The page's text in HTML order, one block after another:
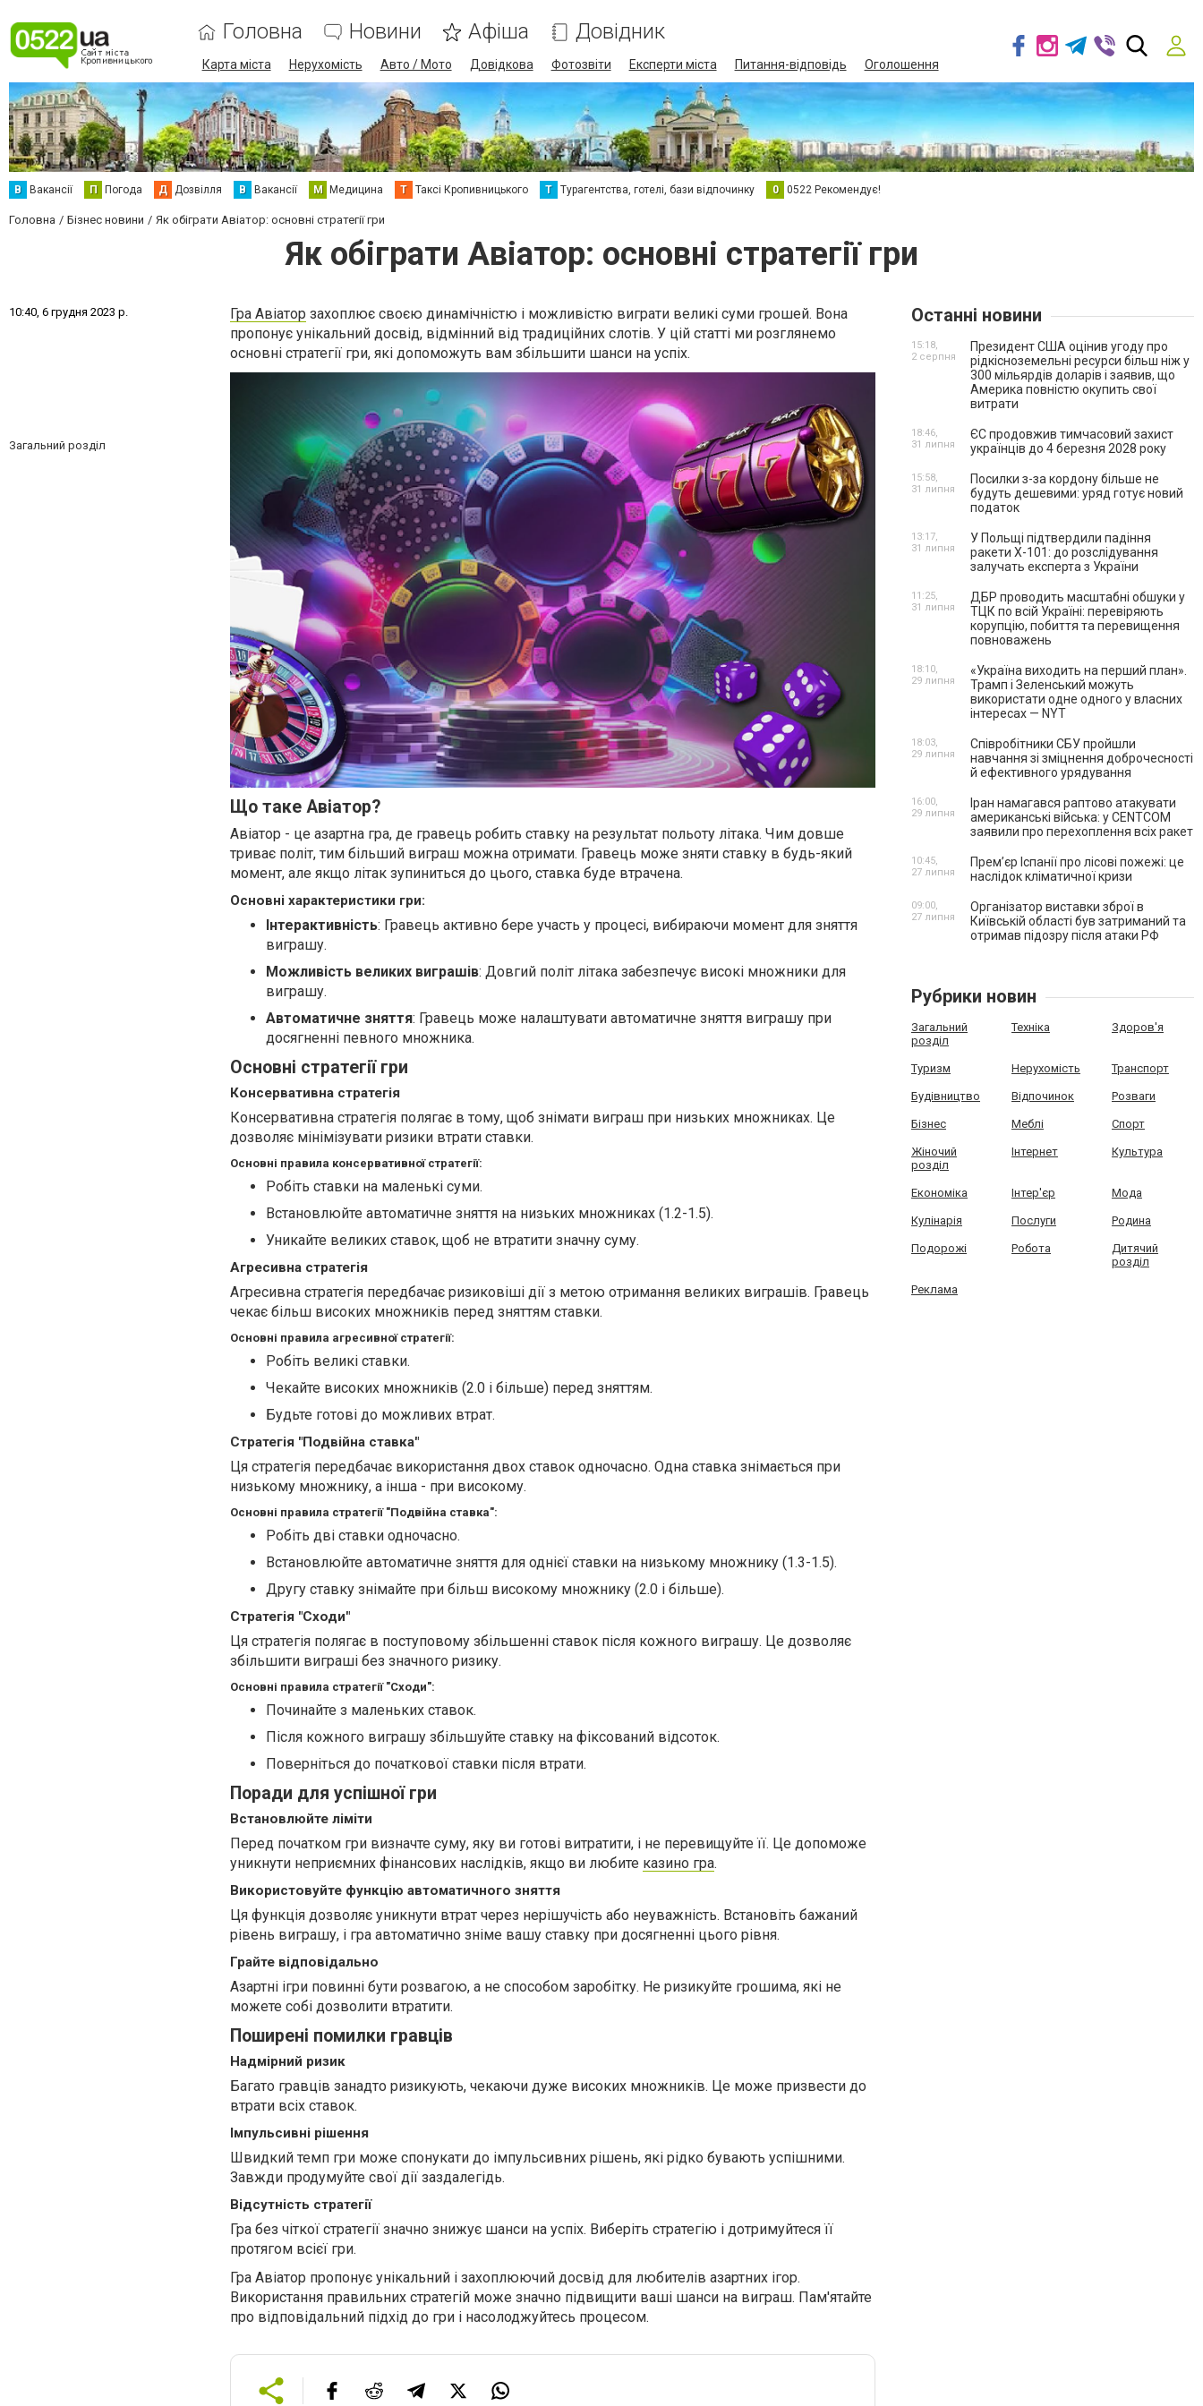
Головна Новини Афіша Довідник
Карта міста Нерухомість Авто / Мото Довідкова Фотозвіти Експерти міста Питання-відповідь Оголошення
В Вакансії П Погода Д Дозвілля В Вакансії М Медицина Т Таксі Кропивницького Т Турагентства, готелі, бази відпочинку 0 0522 Рекомендує!
Головна Бізнес новини Як обіграти Авіатор: основні стратегії гри
Як обіграти Авіатор: основні стратегії гри
10:40, 6 грудня 2023 р.
Загальний розділ
Гра Авіатор захоплює своєю динамічністю і можливістю виграти великі суми грошей. Вона
пропонує унікальний досвід, відмінний від традиційних слотів. У цій статті ми розглянемо
основні стратегії гри, які допоможуть вам збільшити шанси на успіх.
Що таке Авіатор?
Авіатор - це азартна гра, де гравець робить ставку на результат польоту літака. Чим довше
триває політ, тим більший виграш можна отримати. Гравець може зняти ставку в будь-який
момент, але якщо літак зупиниться до цього, ставка буде втрачена.
Основні характеристики гри:
Інтерактивність: Гравець активно бере участь у процесі, вибираючи момент для зняття
виграшу.
Можливість великих виграшів: Довгий політ літака забезпечує високі множники для
виграшу.
Автоматичне зняття: Гравець може налаштувати автоматичне зняття виграшу при
досягненні певного множника.
Основні стратегії гри
Консервативна стратегія
Консервативна стратегія полягає в тому, щоб знімати виграш при низьких множниках. Це
дозволяє мінімізувати ризики втрати ставки.
Основні правила консервативної стратегії:
Робіть ставки на маленькі суми.
Встановлюйте автоматичне зняття на низьких множниках (1.2-1.5).
Уникайте великих ставок, щоб не втратити значну суму.
Агресивна стратегія
Агресивна стратегія передбачає ризиковіші дії з метою отримання великих виграшів. Гравець
чекає більш високих множників перед зняттям ставки.
Основні правила агресивної стратегії:
Робіть великі ставки.
Чекайте високих множників (2.0 і більше) перед зняттям.
Будьте готові до можливих втрат.
Стратегія "Подвійна ставка"
Ця стратегія передбачає використання двох ставок одночасно. Одна ставка знімається при
низькому множнику, а інша - при високому.
Основні правила стратегії "Подвійна ставка":
Робіть дві ставки одночасно.
Встановлюйте автоматичне зняття для однієї ставки на низькому множнику (1.3-1.5).
Другу ставку знімайте при більш високому множнику (2.0 і більше).
Стратегія "Сходи"
Ця стратегія полягає в поступовому збільшенні ставок після кожного виграшу. Це дозволяє
збільшити виграші без значного ризику.
Основні правила стратегії "Сходи":
Починайте з маленьких ставок.
Після кожного виграшу збільшуйте ставку на фіксований відсоток.
Поверніться до початкової ставки після втрати.
Поради для успішної гри
Встановлюйте ліміти
Перед початком гри визначте суму, яку ви готові витратити, і не перевищуйте її. Це допоможе
уникнути неприємних фінансових наслідків, якщо ви любите казино гра.
Використовуйте функцію автоматичного зняття
Ця функція дозволяє уникнути втрат через нерішучість або неуважність. Встановіть бажаний
рівень виграшу, і гра автоматично зніме вашу ставку при досягненні цього рівня.
Грайте відповідально
Азартні ігри повинні бути розвагою, а не способом заробітку. Не ризикуйте грошима, які не
можете собі дозволити втратити.
Поширені помилки гравців
Надмірний ризик
Багато гравців занадто ризикують, чекаючи дуже високих множників. Це може призвести до
втрати всіх ставок.
Імпульсивні рішення
Швидкий темп гри може спонукати до імпульсивних рішень, які рідко бувають успішними.
Завжди продумуйте свої дії заздалегідь.
Відсутність стратегії
Гра без чіткої стратегії значно знижує шанси на успіх. Виберіть стратегію і дотримуйтеся її
протягом всієї гри.
Гра Авіатор пропонує унікальний і захоплюючий досвід для любителів азартних ігор.
Використання правильних стратегій може значно підвищити ваші шанси на виграш. Пам'ятайте
про відповідальний підхід до гри і насолоджуйтесь процесом.
Останні новини
Президент США оцінив угоду про
рідкісноземельні ресурси більш ніж у
300 мільярдів доларів і заявив, що
Америка повністю окупить свої
витрати
15:18,
2 серпня
ЄС продовжив тимчасовий захист
українців до 4 березня 2028 року
18:46,
31 липня
Посилки з-за кордону більше не
будуть дешевими: уряд готує новий
податок
15:58,
31 липня
У Польщі підтвердили падіння
ракети Х-101: до розслідування
залучать експерта з України
13:17,
31 липня
ДБР проводить масштабні обшуки у
ТЦК по всій Україні: перевіряють
корупцію, побиття та перевищення
повноважень
11:25,
31 липня
«Україна виходить на перший план».
Трамп і Зеленський можуть
використати одне одного у власних
інтересах — NYT
18:10,
29 липня
Співробітники СБУ пройшли
навчання зі зміцнення доброчесності
й ефективного урядування
18:03,
29 липня
Іран намагався раптово атакувати
американські війська: у CENTCOM
заявили про перехоплення всіх ракет
16:00,
29 липня
Прем’єр Іспанії про лісові пожежі: це
наслідок кліматичної кризи
10:45,
27 липня
Організатор виставки зброї в
Київській області був затриманий та
отримав підозру після атаки РФ
09:00,
27 липня
Рубрики новин
Загальний
розділ
Техніка Здоров'я
Туризм Нерухомість Транспорт
Будівництво Відпочинок Розваги
Бізнес Меблі Спорт
Жіночий
розділ
Інтернет Культура
Економіка Інтер'єр Мода
Кулінарія Послуги Родина
Подорожі Робота
Дитячий
розділ
Реклама